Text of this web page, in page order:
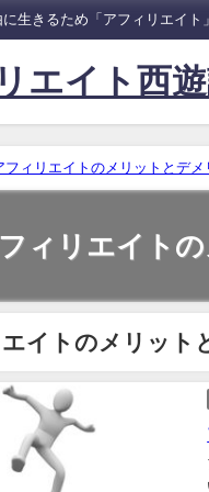
生きるため「アフィリエイト
エイト西
フィリエイトのメリットとデメ
ィリエイト
イトのメリット